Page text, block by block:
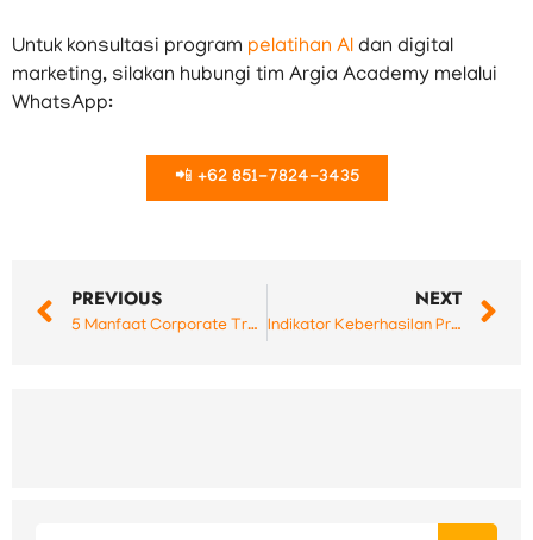
Untuk konsultasi program pelatihan AI dan digital
marketing, silakan hubungi tim Argia Academy melalui
WhatsApp:
📲 +62 851-7824-3435
PREVIOUS
5 Manfaat Corporate Training bagi Perusahaan Sebagai Investasi Nyawa Bisnis
NEXT
Indikator Keberhasilan Program Training Karyawan yang Wajib Diketahui Perusahaan